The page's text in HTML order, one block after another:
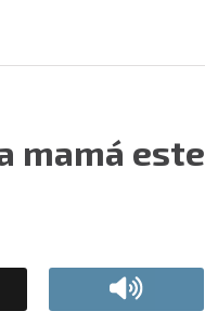
mamá este